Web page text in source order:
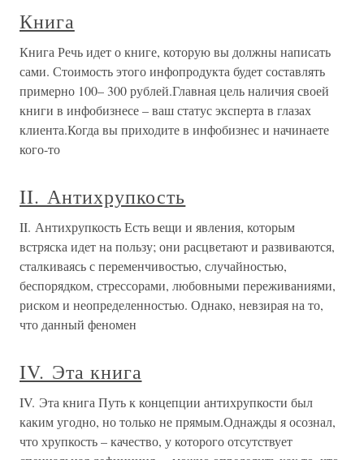
Книга
Книга Речь идет о книге, которую вы должны написать
сами. Стоимость этого инфопродукта будет составлять
примерно 100– 300 рублей.Главная цель наличия своей
книги в инфобизнесе – ваш статус эксперта в глазах
клиента.Когда вы приходите в инфобизнес и начинаете
кого-то
II. Антихрупкость
II. Антихрупкость Есть вещи и явления, которым
встряска идет на пользу; они расцветают и развиваются,
сталкиваясь с переменчивостью, случайностью,
беспорядком, стрессорами, любовными переживаниями,
риском и неопределенностью. Однако, невзирая на то,
что данный феномен
IV. Эта книга
IV. Эта книга Путь к концепции антихрупкости был
каким угодно, но только не прямым.Однажды я осознал,
что хрупкость – качество, у которого отсутствует